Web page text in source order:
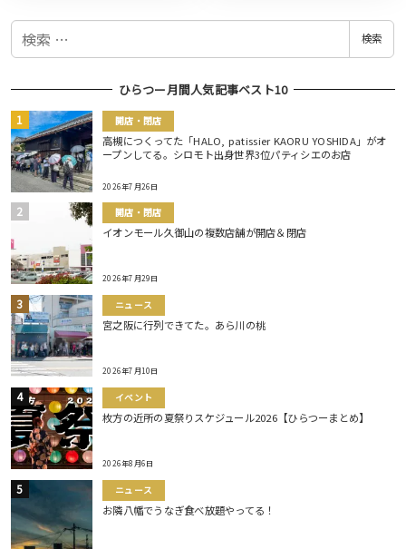
検
検索
ひらつー月間人気記事ベスト10
開店・閉店
高槻につくってた「HALO, patissier KAORU YOSHIDA」がオ
ープンしてる。シロモト出身世界3位パティシエのお店
2026年7月26日
開店・閉店
イオンモール久御山の複数店舗が開店＆閉店
2026年7月29日
ニュース
宮之阪に行列できてた。あら川の桃
2026年7月10日
イベント
枚方の近所の夏祭りスケジュール2026【ひらつーまとめ】
2026年8月6日
ニュース
お隣八幡でうなぎ食べ放題やってる！